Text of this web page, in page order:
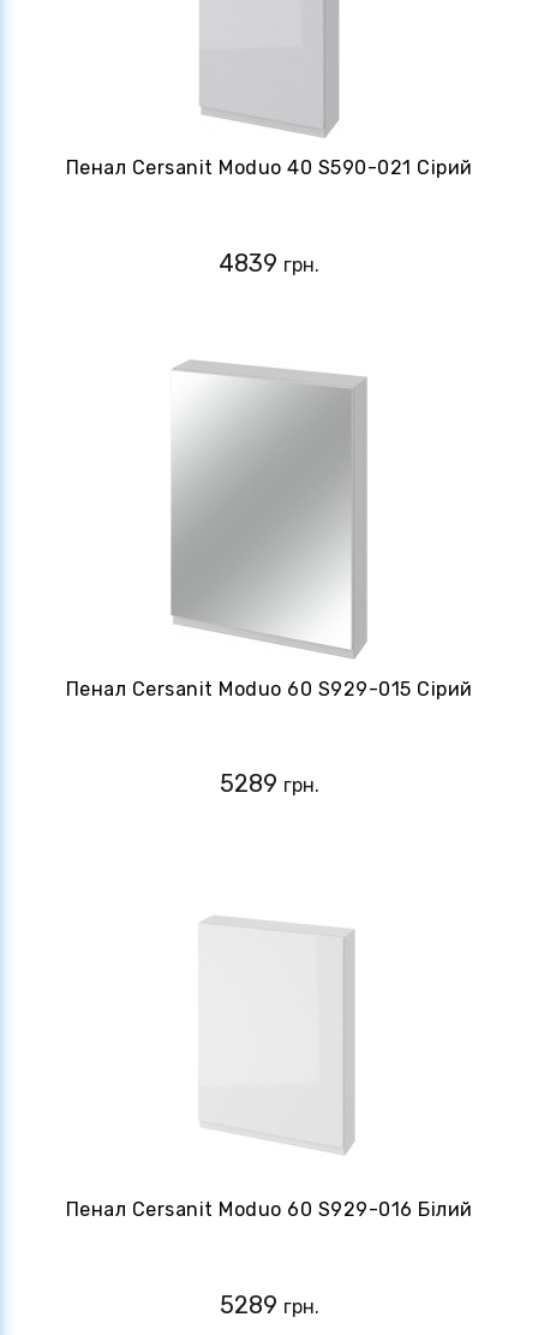
Пенал Cersanit Moduo 40 S590-021 Сірий
4839 грн.
Пенал Cersanit Moduo 60 S929-015 Сірий
5289 грн.
Пенал Cersanit Moduo 60 S929-016 Білий
5289 грн.